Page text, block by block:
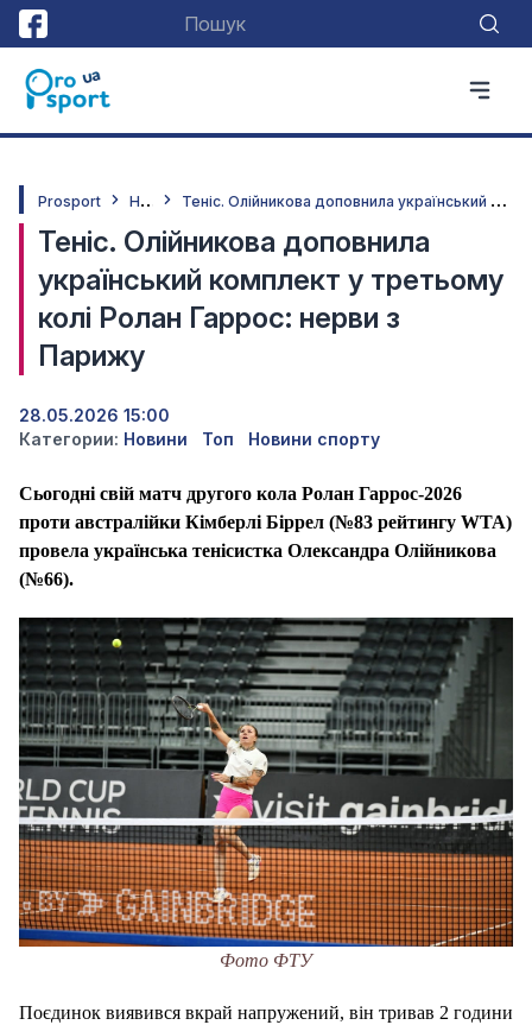
Prosport Н
овини Т
еніс. Олійникова доповнила український комплект у третьому колі Ролан Гаррос: нерви з Парижу
Теніс. Олійникова доповнила
український комплект у третьому
колі Ролан Гаррос: нерви з
Парижу
28.05.2026 15:00
Категории: Новини Топ Новини спорту
Сьогодні свій матч другого кола Ролан Гаррос-2026
проти австралійки Кімберлі Біррел (№83 рейтингу WTA)
провела українська тенісистка Олександра Олійникова
(№66).
Фото ФТУ
Поєдинок виявився вкрай напружений, він тривав 2 години